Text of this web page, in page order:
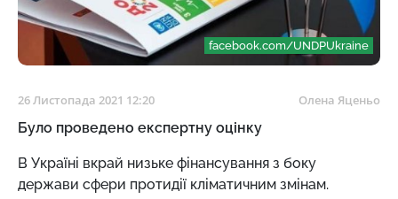
facebook.com/UNDPUkraine
26 Листопада 2021 12:20 Олена Яценьо
Було проведено експертну оцінку
В Україні вкрай низьке фінансування з боку
держави сфери протидії кліматичним змінам.